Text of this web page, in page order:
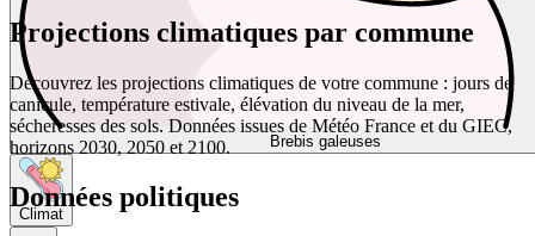
Brebis galeuses
Climat
Projections climatiques par commune
Découvrez les projections climatiques de votre commune : jours de
canicule, température estivale, élévation du niveau de la mer,
sécheresses des sols. Données issues de Météo France et du GIEC,
horizons 2030, 2050 et 2100.
Données politiques